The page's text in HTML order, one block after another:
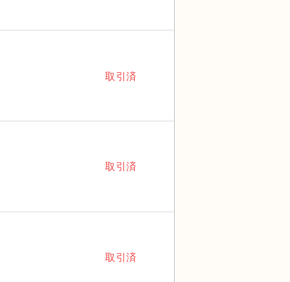
取引済
取引済
取引済